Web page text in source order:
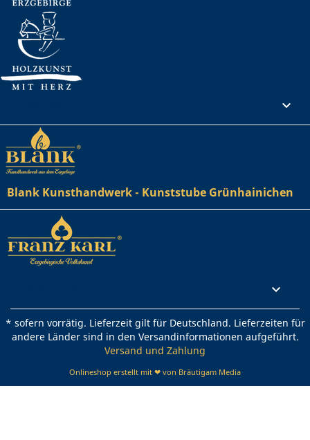

Blank Kunsthandwerk - Kunststube Grünhainichen

* sofern vorrätig. Lieferzeit gilt für Deutschland. Lieferzeiten für
andere Länder sind in den Versandinformationen aufgeführt.
Versand und Zahlung
Onlineshop erstellt mit ❤ von Bräutigam Media